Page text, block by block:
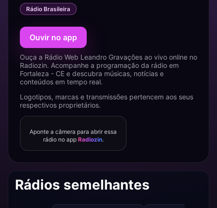
Rádio Brasileira
Ouvir no app
Ouça a Rádio Web Leandro Gravações ao vivo online no
Radiozin. Acompanhe a programação da rádio em
Fortaleza - CE e descubra músicas, notícias e
conteúdos em tempo real.
Logotipos, marcas e transmissões pertencem aos seus
respectivos proprietários.
Aponte a câmera para abrir essa
rádio no app Radiozin.
Rádios semelhantes